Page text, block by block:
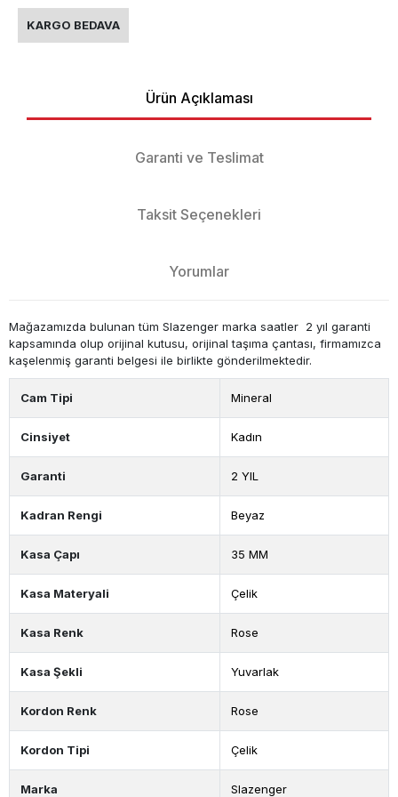
KARGO BEDAVA
Ürün Açıklaması
Garanti ve Teslimat
Taksit Seçenekleri
Yorumlar
Mağazamızda bulunan tüm Slazenger marka saatler 2 yıl garanti
kapsamında olup orijinal kutusu, orijinal taşıma çantası, firmamızca
kaşelenmiş garanti belgesi ile birlikte gönderilmektedir.
Cam Tipi Mineral
Cinsiyet Kadın
Garanti 2 YIL
Kadran Rengi Beyaz
Kasa Çapı 35 MM
Kasa Materyali Çelik
Kasa Renk Rose
Kasa Şekli Yuvarlak
Kordon Renk Rose
Kordon Tipi Çelik
Marka Slazenger